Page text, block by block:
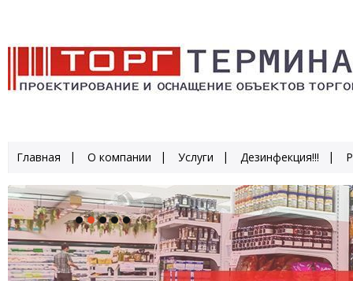
Главная О компании Услуги Дезинфекция!!!